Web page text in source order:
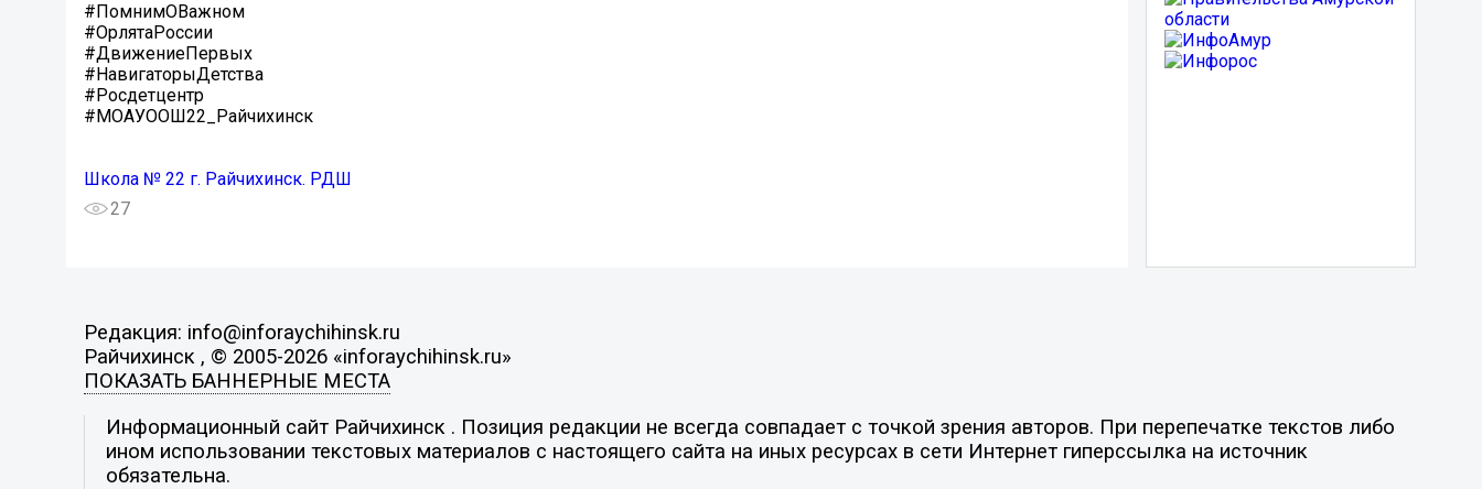
#ПомнимОВажном
#ОрлятаРоссии
#ДвижениеПервых
#НавигаторыДетства
#Росдетцентр
#МОАУООШ22_Райчихинск
Школа № 22 г. Райчихинск. РДШ
27
Редакция: info@inforaychihinsk.ru
Райчихинск , © 2005-2026 «inforaychihinsk.ru»
ПОКАЗАТЬ БАННЕРНЫЕ МЕСТА
Информационный сайт Райчихинск . Позиция редакции не всегда совпадает с точкой зрения авторов. При перепечатке текстов либо
ином использовании текстовых материалов с настоящего сайта на иных ресурсах в сети Интернет гиперссылка на источник
обязательна.